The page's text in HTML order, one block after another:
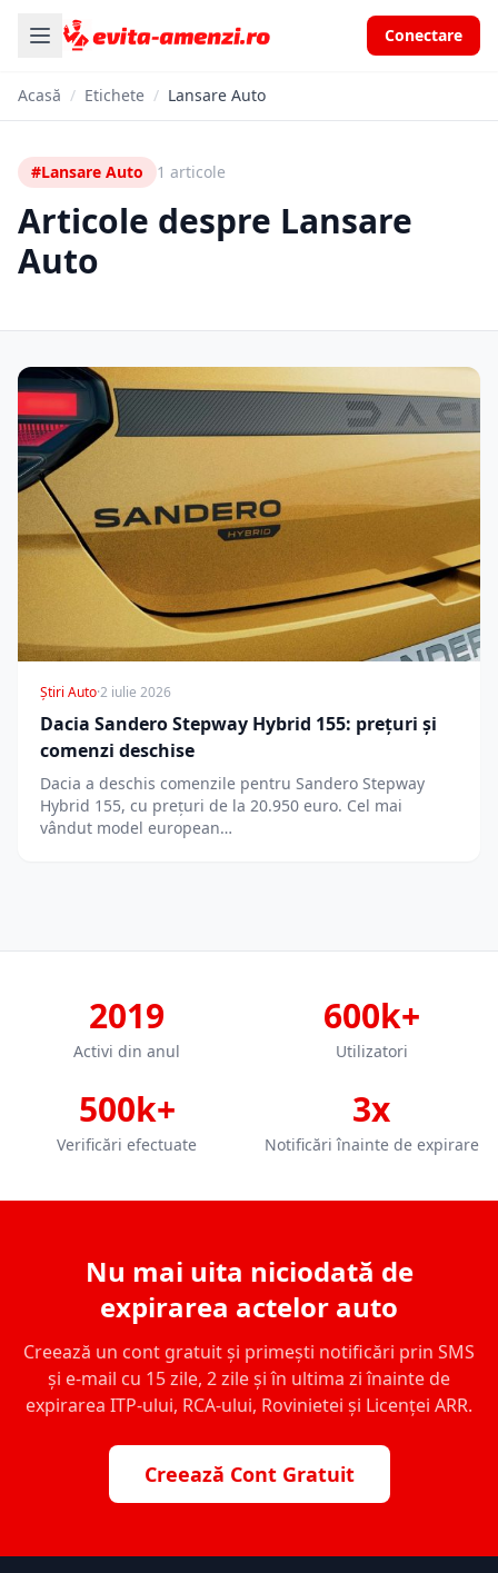
Conectare
Acasă / Etichete / Lansare Auto
#Lansare Auto 1 articole
Articole despre Lansare
Auto
Știri Auto·2 iulie 2026
Dacia Sandero Stepway Hybrid 155: prețuri și
comenzi deschise
Dacia a deschis comenzile pentru Sandero Stepway
Hybrid 155, cu prețuri de la 20.950 euro. Cel mai
vândut model european…
2019
Activi din anul
600k+
Utilizatori
500k+
Verificări efectuate
3x
Notificări înainte de expirare
Nu mai uita niciodată de
expirarea actelor auto
Creează un cont gratuit și primești notificări prin SMS
și e-mail cu 15 zile, 2 zile și în ultima zi înainte de
expirarea ITP-ului, RCA-ului, Rovinietei și Licenței ARR.
Creează Cont Gratuit